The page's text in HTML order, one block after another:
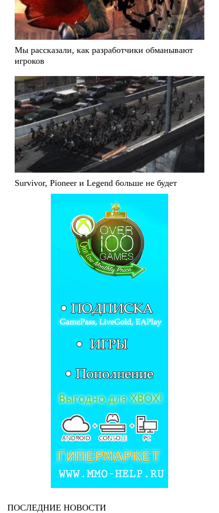
Мы рассказали, как разработчики обманывают
игроков
Survivor, Pioneer и Legend больше не будет
ПОСЛЕДНИЕ НОВОСТИ